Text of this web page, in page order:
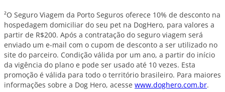
²O Seguro Viagem da Porto Seguros oferece 10% de desconto na
hospedagem domiciliar do seu pet na DogHero, para valores a
partir de R$200. Após a contratação do seguro viagem será
enviado um e-mail com o cupom de desconto a ser utilizado no
site do parceiro. Condição válida por um ano, a partir do início
da vigência do plano e pode ser usado até 10 vezes. Esta
promoção é válida para todo o território brasileiro. Para maiores
informações sobre a Dog Hero, acesse www.doghero.com.br.